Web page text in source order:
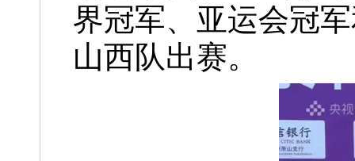
界冠军、亚运会冠军
山西队出赛。